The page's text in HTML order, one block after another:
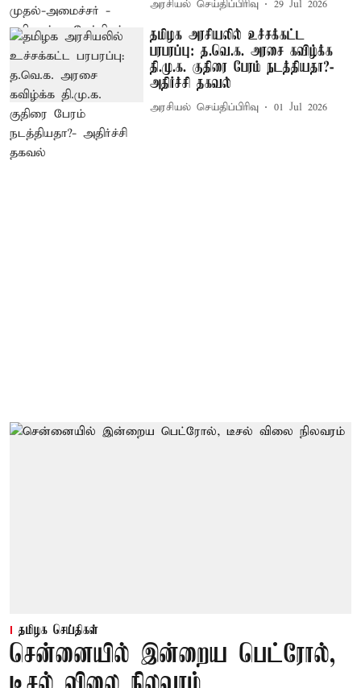
அரசியல் செய்திப்பிரிவு 29 Jul 2026
தமிழக அரசியலில் உச்சக்கட்ட
பரபரப்பு: த.வெ.க. அரசை கவிழ்க்க
தி.மு.க. குதிரை பேரம் நடத்தியதா?-
அதிர்ச்சி தகவல்
அரசியல் செய்திப்பிரிவு 01 Jul 2026
தமிழக செய்திகள்
சென்னையில் இன்றைய பெட்ரோல்,